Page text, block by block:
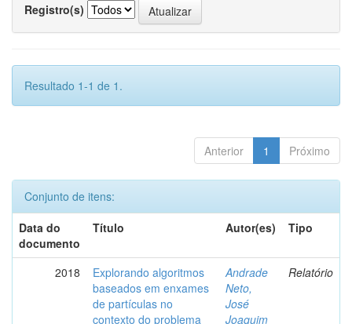
Registro(s)
Resultado 1-1 de 1.
Anterior 1 Próximo
Conjunto de itens:
Data do
documento
Título Autor(es) Tipo
2018
Explorando algoritmos
baseados em enxames
de partículas no
contexto do problema
Andrade
Neto,
José
Joaquim
Relatório